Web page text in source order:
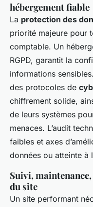
hébergement fiable
La protection des
priorité majeure pour
comptable. Un
RGPD, garantit la
informations
des protocoles de
chiffrement solide,
de leurs systèmes
menaces. L’audit
faibles et axes
données ou atteinte à
Suivi,
du site
Un site performant